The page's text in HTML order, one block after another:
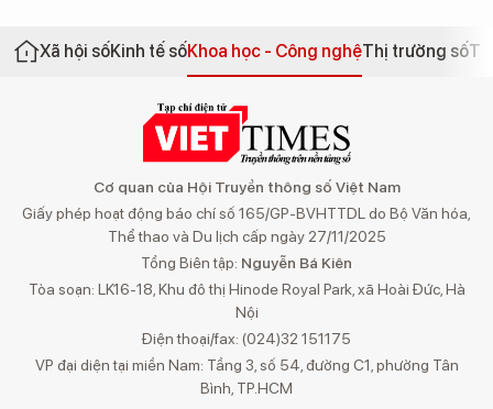
Xã hội sốKinh tế sốKhoa học - Công nghệThị trường số
Cơ quan của Hội Truyền thông số Việt Nam
Giấy phép hoạt động báo chí số 165/GP-BVHTTDL do Bộ Văn hóa,
Thể thao và Du lịch cấp ngày 27/11/2025
Tổng Biên tập: Nguyễn Bá Kiên
Tòa soạn: LK16-18, Khu đô thị Hinode Royal Park, xã Hoài Đức, Hà
Nội
Điện thoại/fax: (024)32 151175
VP đại diện tại miền Nam: Tầng 3, số 54, đường C1, phường Tân
Bình, TP.HCM